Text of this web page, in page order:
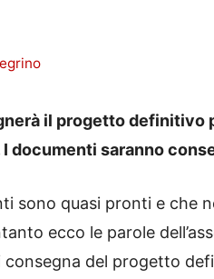
il progetto definitivo
documenti saranno
sono quasi pronti e che
ecco le parole
consegna del progetto